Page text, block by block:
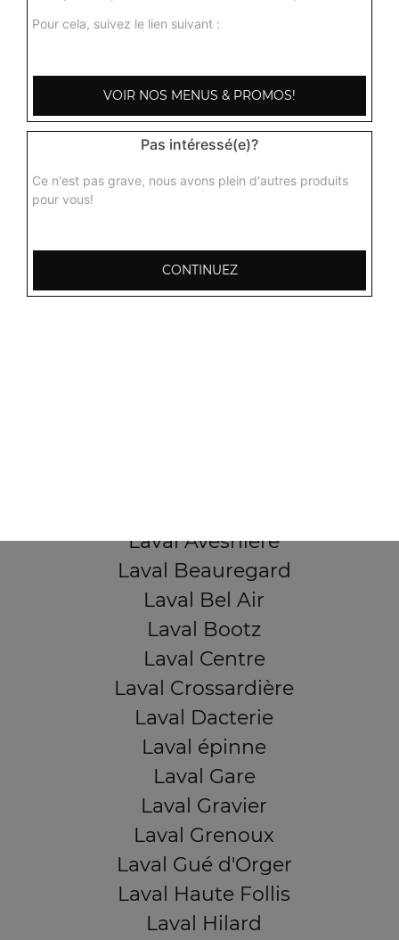
Laval Avesnière
Laval Beauregard
Laval Bel Air
Laval Bootz
Laval Centre
Laval Crossardière
Laval Dacterie
Laval épinne
Laval Gare
Laval Gravier
Laval Grenoux
Laval Gué d'Orger
Laval Haute Follis
Laval Hilard
Pour cela, suivez le lien suivant :
VOIR NOS MENUS & PROMOS!
Pas intéressé(e)?
Ce n'est pas grave, nous avons plein d'autres produits
pour vous!
CONTINUEZ